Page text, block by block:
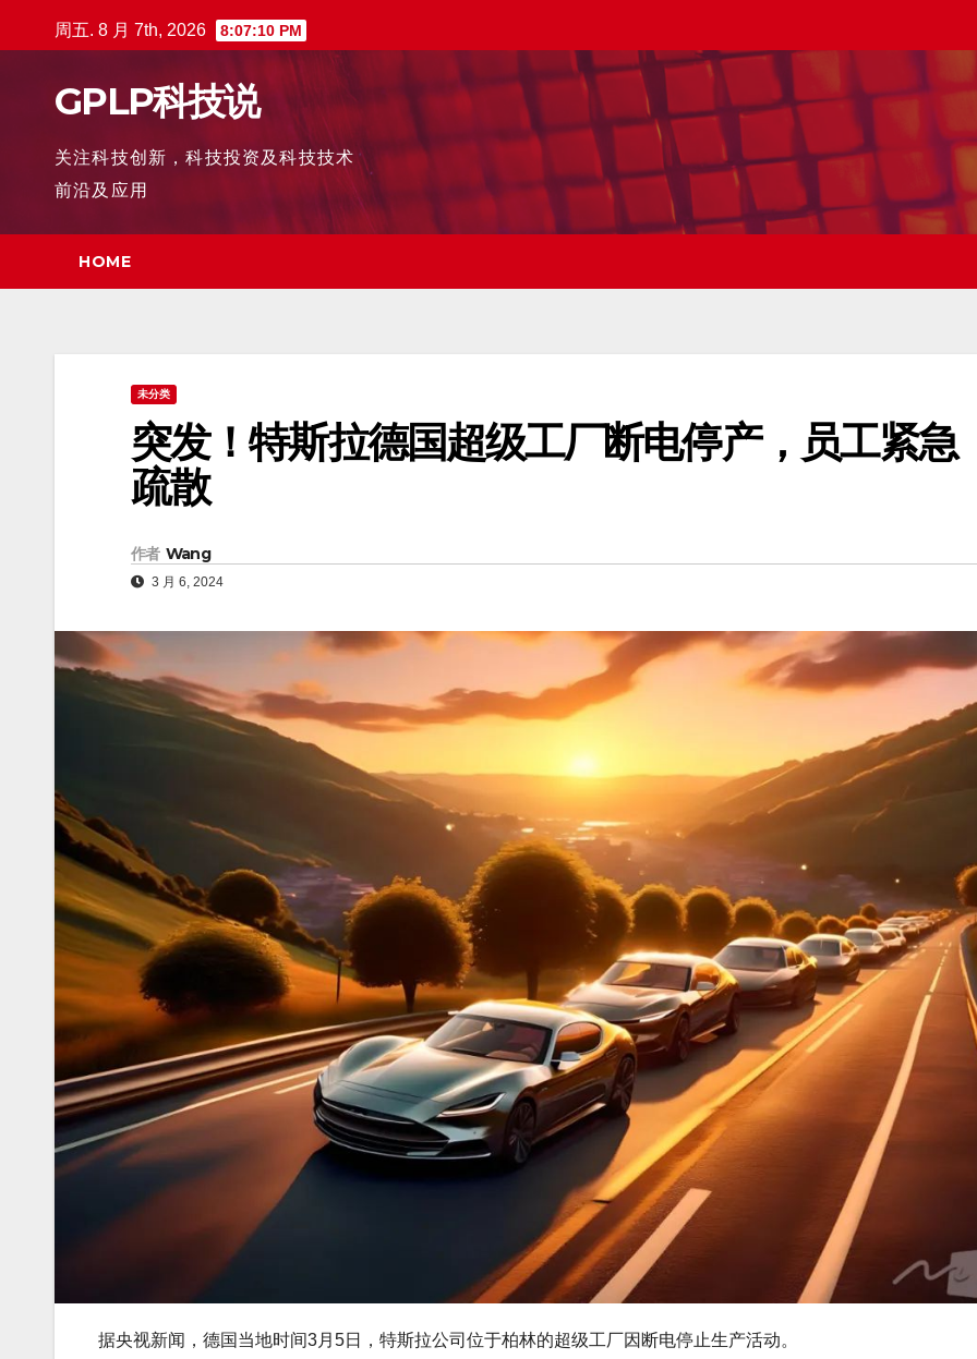
至
周五. 8 月 7th, 2026 8:07:12 PM
GPLP科技说
关注科技创新，科技投资及科技技术
前沿及应用
HOME
未分类
突发！特斯拉德国超级工厂断电停产，员工紧急
疏散
作者 Wang
3 月 6, 2024
据央视新闻，德国当地时间3月5日，特斯拉公司位于柏林的超级工厂因断电停止生产活动。